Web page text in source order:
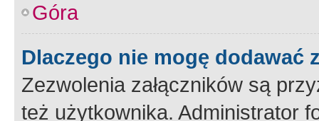
Góra
Dlaczego nie mogę dodawać
Zezwolenia załączników są
też użytkownika. Administrator